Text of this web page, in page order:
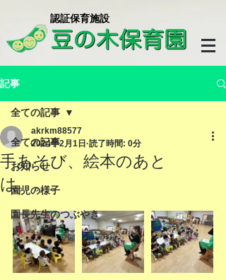
​認証保育施設
記事
全ての記事
お知らせ
園児の様子
園長先生のつぶやき
全ての記事
手あそび、絵本のあと
は。。。
akrkm88577
2024年2月1日 読了時間: 0分